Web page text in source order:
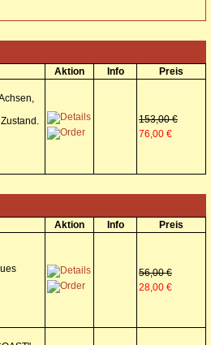
Aktion Info Preis
153,00 €
76,00 €
Aktion Info Preis
56,00 €
28,00 €